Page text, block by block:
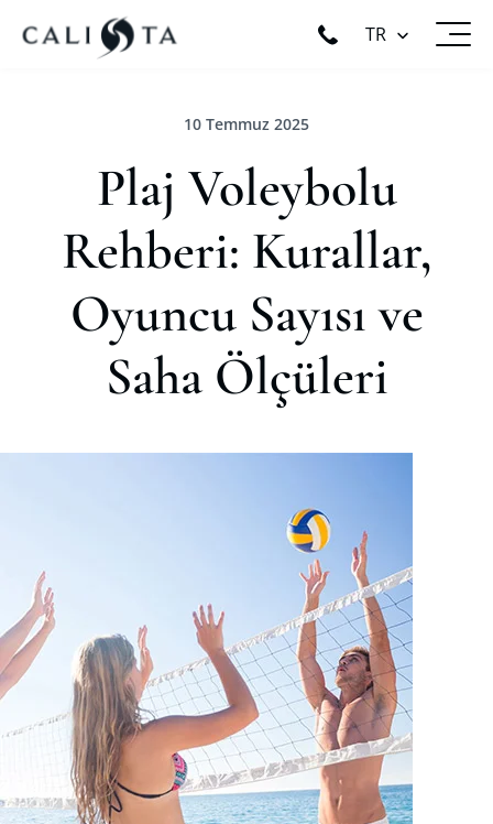
TR
10 Temmuz 2025
Plaj Voleybolu
Rehberi: Kurallar,
Oyuncu Sayısı ve
Saha Ölçüleri